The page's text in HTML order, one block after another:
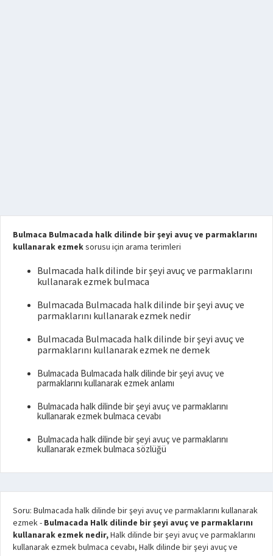
Bulmaca Bulmacada halk dilinde bir şeyi avuç ve parmaklarını
kullanarak ezmeksorusu için arama terimleri
Bulmacada halk dilinde bir şeyi avuç ve parmaklarını
kullanarak ezmek bulmaca
Bulmacada Bulmacada halk dilinde bir şeyi avuç ve
parmaklarını kullanarak ezmek nedir
Bulmacada Bulmacada halk dilinde bir şeyi avuç ve
parmaklarını kullanarak ezmek ne demek
Bulmacada Bulmacada halk dilinde bir şeyi avuç ve
parmaklarını kullanarak ezmek anlamı
Bulmacada halk dilinde bir şeyi avuç ve parmaklarını
kullanarak ezmek bulmaca cevabı
Bulmacada halk dilinde bir şeyi avuç ve parmaklarını
kullanarak ezmek bulmaca sözlüğü
Soru: Bulmacada halk dilinde bir şeyi avuç ve parmaklarını kullanarak
ezmek- Bulmacada Halk dilinde bir şeyi avuç ve parmaklarını
kullanarak ezmek nedir,Halk dilinde bir şeyi avuç ve parmaklarını
kullanarak ezmek bulmaca cevabı, Halk dilinde bir şeyi avuç ve